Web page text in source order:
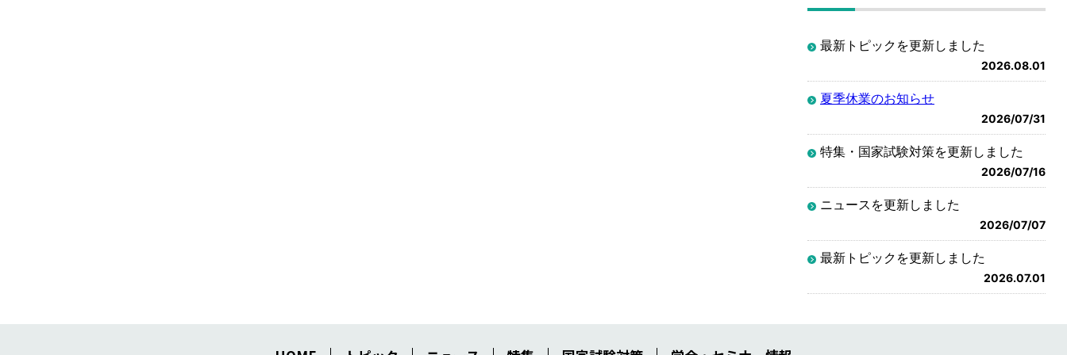
最新トピックを更新しました
2026.08.01
夏季休業のお知らせ
2026/07/31
特集・国家試験対策を更新しました
2026/07/16
ニュースを更新しました
2026/07/07
最新トピックを更新しました
2026.07.01